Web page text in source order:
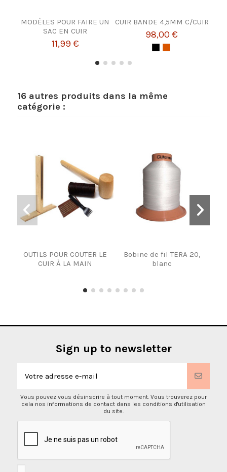
MODÈLES POUR FAIRE UN
SAC EN CUIR
11,99 €
CUIR BANDE 4,5MM C/CUIR
98,00 €
16 autres produits dans la même
catégorie :
OUTILS POUR COUTER LE
CUIR À LA MAIN
Bobine de fil TERA 20,
blanc
Sign up to newsletter
Vous pouvez vous désinscrire à tout moment. Vous trouverez pour
cela nos informations de contact dans les conditions d'utilisation
du site.